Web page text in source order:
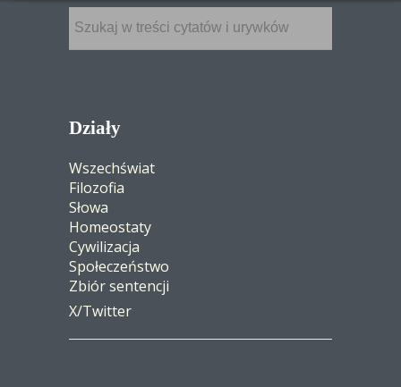
Działy
Wszechświat
Filozofia
Słowa
Homeostaty
Cywilizacja
Społeczeństwo
Zbiór sentencji
X/Twitter